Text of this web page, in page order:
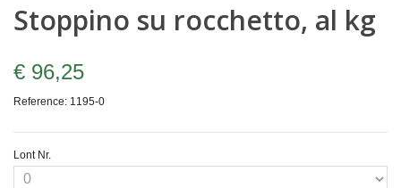
Stoppino su rocchetto, al kg
€ 96,25
Reference: 1195-0
Lont Nr.